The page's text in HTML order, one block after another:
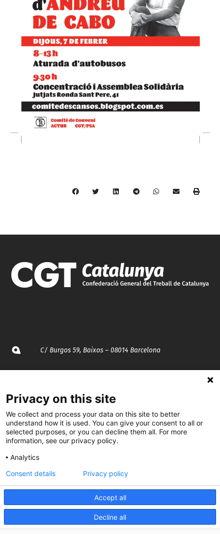
C/ Burgos 59, Baixos – 08014 Barcelona
935 120 481
@CGTCatalunya
cgtcatalunya
Desenvolupat per
Privacy on this site
We collect and process your data on this site to better
understand how it is used. You can give your consent to all or
selected purposes, or you can decline them all. For more
information, see our privacy policy.
Analytics
Accept all
Decline all
Consent details Privacy policy